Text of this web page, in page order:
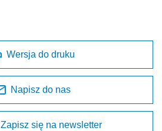
Wersja do druku
Napisz do nas
Zapisz się na newsletter